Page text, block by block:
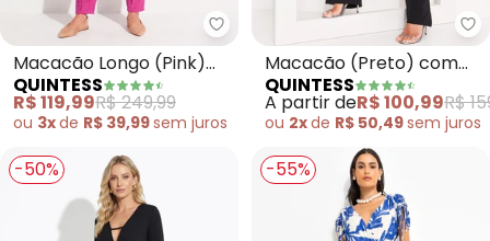
Quintess - Macacão Longo
Macacão Longo (Pink)
Acinturado com Bolsos
QUINTESS
R$ 119,99R$ 249,99
ou 3xde R$ 39,99sem juros
Macacão (Preto) com
Mangas Longas de Tule
QUINTESS
A partir deR$ 100,99R$
ou 2xde R$ 50,49sem juros
-50% -55%